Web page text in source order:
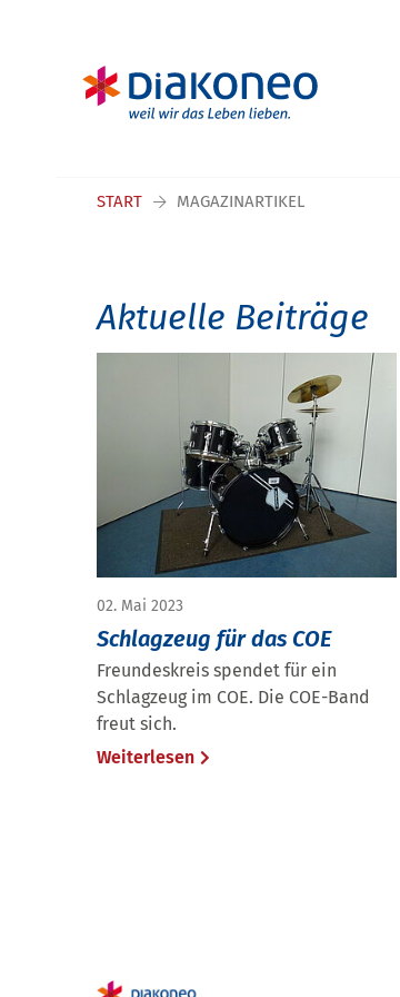
START MAGAZINARTIKEL
Aktuelle Beiträge
02. Mai 2023
Schlagzeug für das COE
Freundeskreis spendet für ein
Schlagzeug im COE. Die COE-Band
freut sich.
Weiterlesen